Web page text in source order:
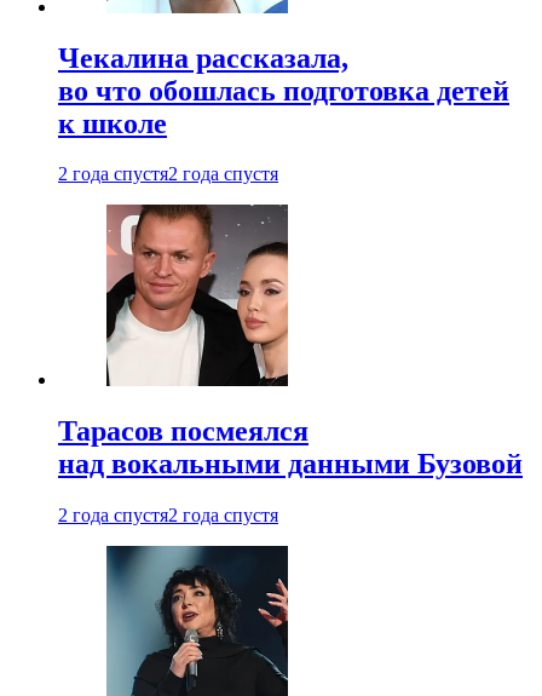
Чекалина рассказала,
во что обошлась подготовка детей
к школе
2 года спустя2 года спустя
Тарасов посмеялся
над вокальными данными Бузовой
2 года спустя2 года спустя